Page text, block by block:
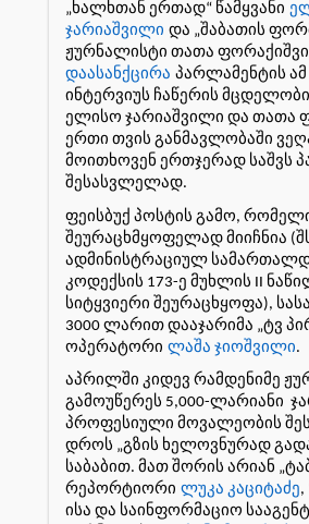
„ხალხთან ერთად“ წამყვანი
ჯარიაშვილი და „შაბათის
ჟურნალისტი თათა
დაასანქცირა პარლამენტის ამ
ინტერვიუს ჩაწერის
ელისო ჯარიაშვილი და თათა
ერთი თვის განმავლობაში
მოითხოვენ ერთჯერად საშვს
შესასვლელად.
ფეისბუქ პოსტის გამო,
შეურაცხმყოფელად მიიჩნია
ადმინისტრაციულ
კოდექსის 173-ე მუხლის II
სიტყვიერი შეურაცხყოფა),
3000 ლარით დააჯარიმა „ტვ
ოპერატორი ლაშა ჯიოშვილი.
აპრილში კიდევ რამდენიმე
გამოუწერეს 5,000-ლარიანი
პროფესიული მოვალეობის
დროს „გზის ხელოვნურად
საბაბით. მათ შორის არიან
რეპორტიორი ლუკა კაციტაძე,
ისა და საინფორმაციო